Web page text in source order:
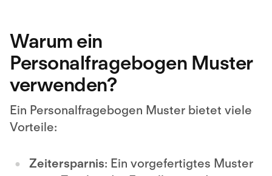
Warum ein
Personalfragebogen Muster
verwenden?
Ein Personalfragebogen Muster bietet viele
Vorteile:
Zeitersparnis: Ein vorgefertigtes Muster